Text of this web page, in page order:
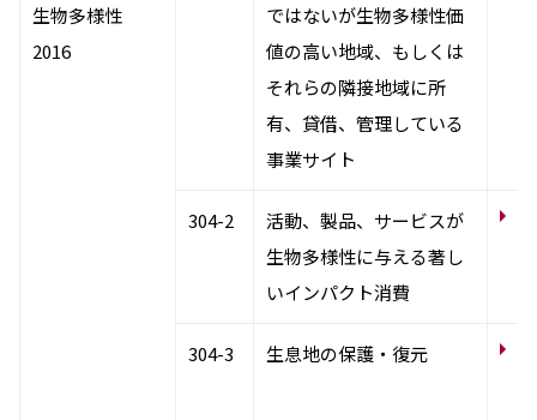
生物多様性
2016
ではないが生物多様性価
値の高い地域、もしくは
それらの隣接地域に所
有、貸借、管理している
事業サイト
304-2
活動、製品、サービスが
生物多様性に与える著し
いインパクト消費
304-3 生息地の保護・復元